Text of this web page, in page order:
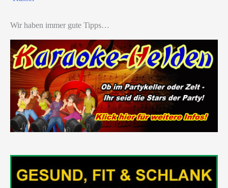
Wir haben immer gute Tipps…